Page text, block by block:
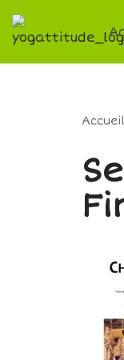
Aller
au
Accueil